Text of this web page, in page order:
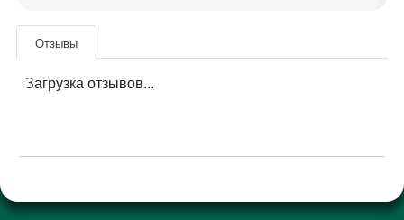
Отзывы
Загрузка отзывов...